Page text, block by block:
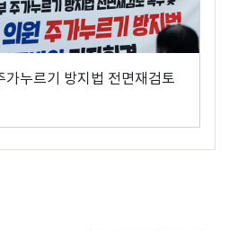
누르기 방지법 전면재검토